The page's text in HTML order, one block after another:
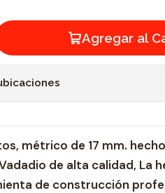
Agregar al
métrico de 17 mm.
de alta calidad, La
de construcción